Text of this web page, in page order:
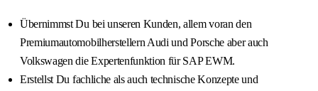
Übernimmst Du bei unseren Kunden, allem voran den
Premiumautomobilherstellern Audi und Porsche aber auch
Volkswagen die Expertenfunktion für SAP EWM.
Erstellst Du fachliche als auch technische Konzepte und